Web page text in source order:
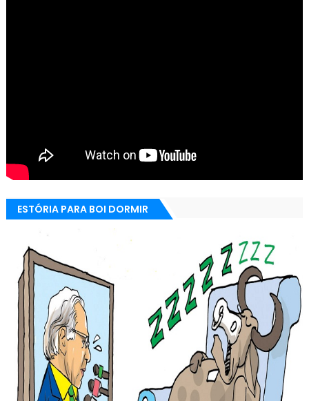
ESTÓRIA PARA BOI DORMIR